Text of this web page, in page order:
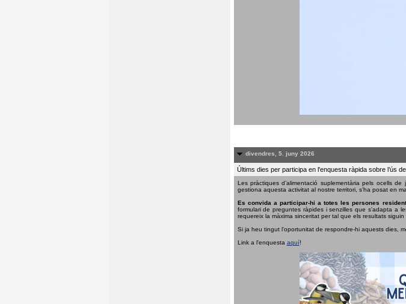
divendres, 5. juny 2026
Últims dies per participa en l'enquesta ràpida sobre l’ús
Les pràctiques d’alimentació suplementària pels ocells
gestiona aquesta activitat al nostre territori, s’ha posat en
Es convida a participar-hi a totes les persones
formulari de preguntes ràpides i senzilles que s'adapta a
requereix la màxima sinceritat per tal que els resultats
Si ja heu tingut l'oportunitat de respondre-hi aquests dies,
Link a l'enquesta aquí!